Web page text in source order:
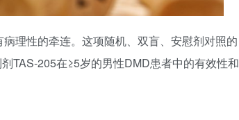
理性的牵连。这项随机、双盲、安慰剂对照的
TAS-205在≥5岁的男性DMD患者中的有效性和